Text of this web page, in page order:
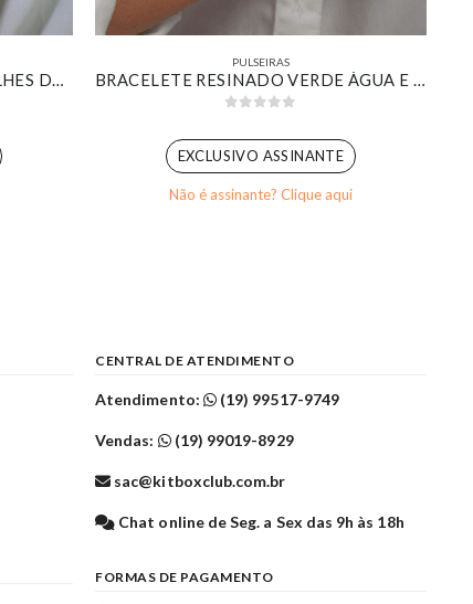
PULSEIRA GRUMET COM DETALHES DE ZIRCÔNIAS CRISTAIS BANHADO EM OURO BRANCO
PULSEIRAS
BRACELETE RESINADO VERDE ÁGUA E VERDE ESCURO BANHADO EM OURO 18K
EXCLUSIVO ASSINANTE
Não é assinante? Clique aqui
CENTRAL DE ATENDIMENTO
Atendimento: (19) 99517-9749
Vendas: (19) 99019-8929
sac@kitboxclub.com.br
Chat online de Seg. a Sex das 9h às 18h
FORMAS DE PAGAMENTO